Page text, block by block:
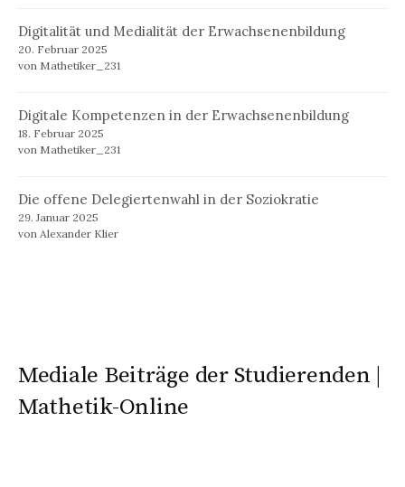
Digitalität und Medialität der Erwachsenenbildung
20. Februar 2025
von Mathetiker_231
Digitale Kompetenzen in der Erwachsenenbildung
18. Februar 2025
von Mathetiker_231
Die offene Delegiertenwahl in der Soziokratie
29. Januar 2025
von Alexander Klier
Mediale Beiträge der Studierenden |
Mathetik-Online